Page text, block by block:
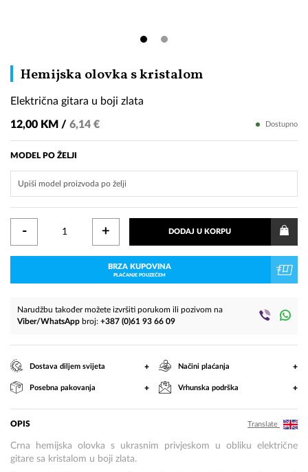
Hemijska olovka s kristalom
zlata
Električna gitara u boji zlata
12,00 KM / 6,14 € Dostupno
MODEL PO ŽELJI
- + DODAJ U KORPU
BRZA KUPOVINA
PLAĆANJE POUZEĆEM
Narudžbu također možete izvršiti porukom ili pozivom na
Viber/WhatsApp broj: +387 (0)61 93 66 09
Dostava diljem svijeta + Načini plaćanja +
Posebna pakovanja + Vrhunska podrška +
OPIS Translate
Crna hemijska olovka s ukrasnim privjeskom u obliku električne
gitare sa kristalom u boji zlata.